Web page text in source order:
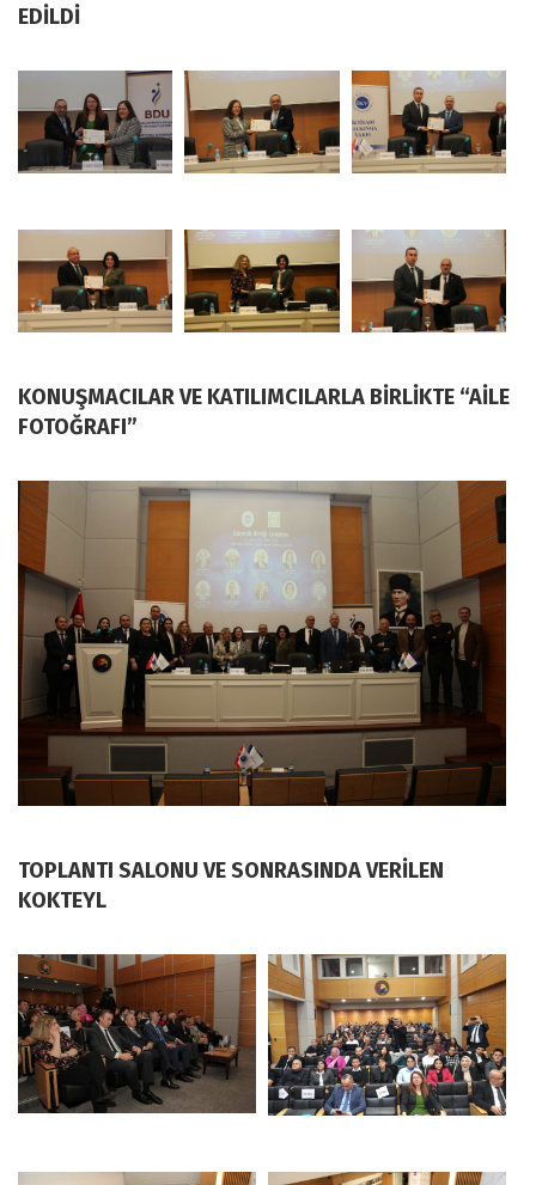
EDİLDİ
KONUŞMACILAR VE KATILIMCILARLA BİRLİKTE “AİLE
FOTOĞRAFI”
TOPLANTI SALONU VE SONRASINDA VERİLEN
KOKTEYL